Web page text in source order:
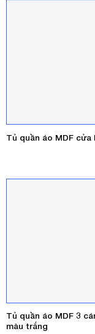
Tủ quần áo MDF cửa
Tủ quần áo MDF 3
màu trắng